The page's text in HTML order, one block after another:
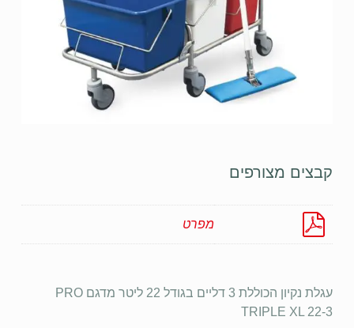
קבצים מצורפים
מפרט
עגלת נקיון הכוללת 3 דליים בגודל 22 ליטר מדגם PRO
TRIPLE XL 22-3